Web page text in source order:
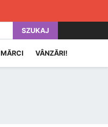
SZUKAJ
MĂRCI VÂNZĂRI!